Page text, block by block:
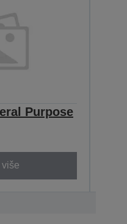
Purpose